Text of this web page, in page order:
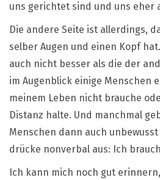
uns gerichtet sind und uns eher
Die andere Seite ist allerdings,
selber Augen und einen Kopf
auch nicht besser als die der
im Augenblick einige Menschen
meinem Leben nicht brauche
Distanz halte. Und manchmal
Menschen dann auch
drücke nonverbal aus: Ich
Ich kann mich noch gut